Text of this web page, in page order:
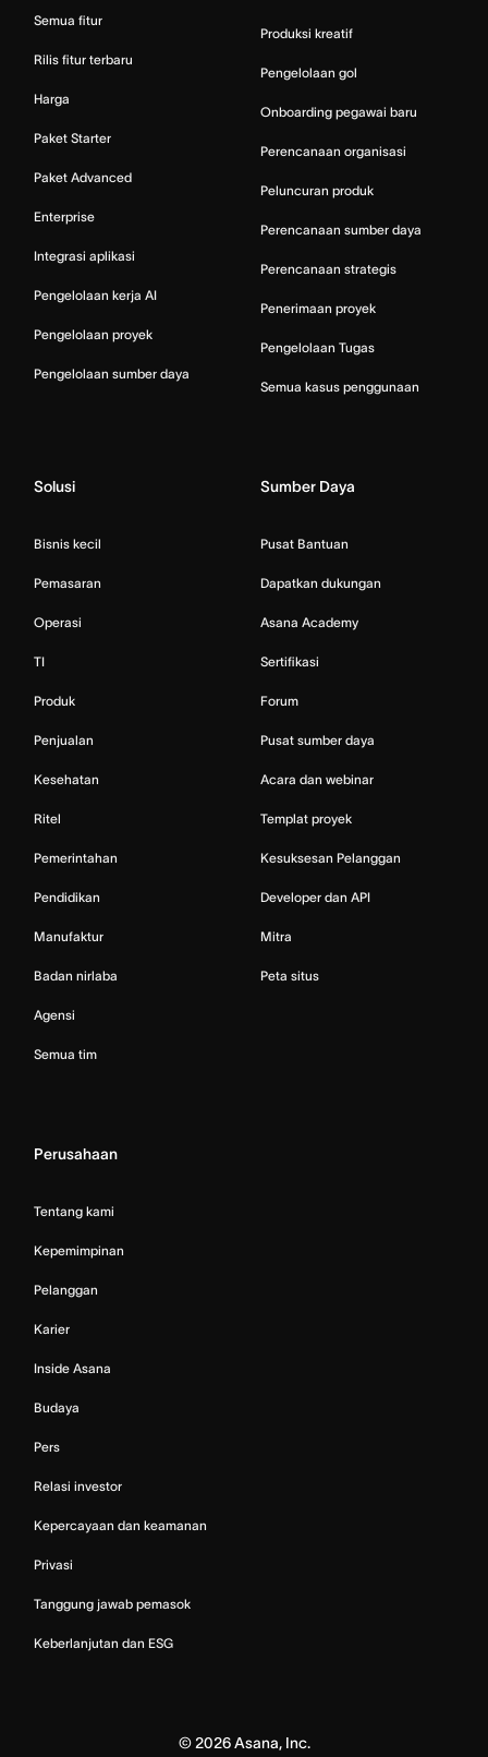
Semua fitur
Rilis fitur terbaru
Harga
Paket Starter
Paket Advanced
Enterprise
Integrasi aplikasi
Pengelolaan kerja AI
Pengelolaan proyek
Pengelolaan sumber daya
Produksi kreatif
Pengelolaan gol
Onboarding pegawai baru
Perencanaan organisasi
Peluncuran produk
Perencanaan sumber daya
Perencanaan strategis
Penerimaan proyek
Pengelolaan Tugas
Semua kasus penggunaan
Solusi
Bisnis kecil
Pemasaran
Operasi
TI
Produk
Penjualan
Kesehatan
Ritel
Pemerintahan
Pendidikan
Manufaktur
Badan nirlaba
Agensi
Semua tim
Sumber Daya
Pusat Bantuan
Dapatkan dukungan
Asana Academy
Sertifikasi
Forum
Pusat sumber daya
Acara dan webinar
Templat proyek
Kesuksesan Pelanggan
Developer dan API
Mitra
Peta situs
Perusahaan
Tentang kami
Kepemimpinan
Pelanggan
Karier
Inside Asana
Budaya
Pers
Relasi investor
Kepercayaan dan keamanan
Privasi
Tanggung jawab pemasok
Keberlanjutan dan ESG
© 2026Asana, Inc.